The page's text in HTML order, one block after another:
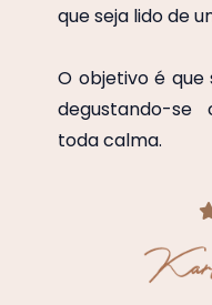
que seja lido de
O objetivo é
degustando-se
toda calma.